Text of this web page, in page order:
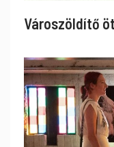
Városzöldítő